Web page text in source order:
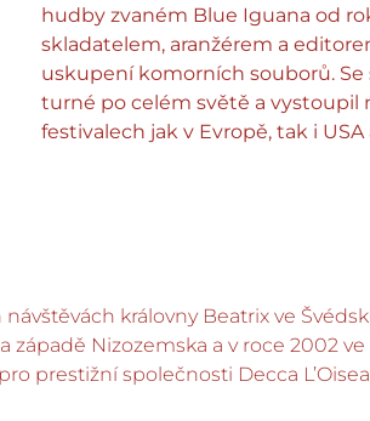
hudby zvaném Blue Iguana od
skladatelem, aranžérem a
uskupení komorních souborů.
turné po celém světě a vystoupil
festivalech jak v Evropě, tak i USA
královny Beatrix ve
Nizozemska a v roce 2002
prestižní společnosti Decca